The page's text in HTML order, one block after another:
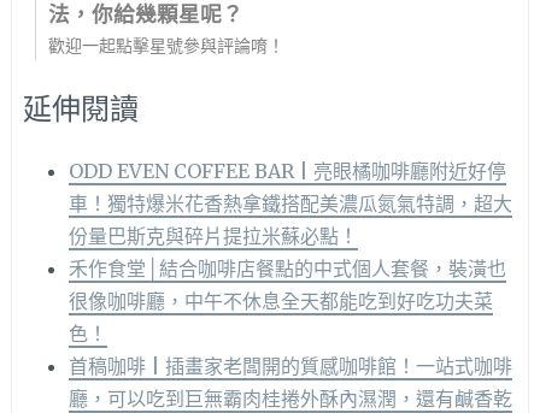
法，你給幾顆星呢？
歡迎一起點擊星號參與評論唷！
延伸閱讀
ODD EVEN COFFEE BAR | 亮眼橘咖啡廳附近好停
車！獨特爆米花香熱拿鐵搭配美濃瓜氮氣特調，超大
份量巴斯克與碎片提拉米蘇必點！
禾作食堂│結合咖啡店餐點的中式個人套餐，裝潢也
很像咖啡廳，中午不休息全天都能吃到好吃功夫菜
色！
首稿咖啡 | 插畫家老闆開的質感咖啡館！一站式咖啡
廳，可以吃到巨無霸肉桂捲外酥內濕潤，還有鹹香乾